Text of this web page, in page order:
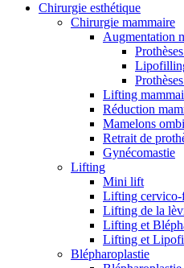
Chirurgie esthétique
Chirurgie mammaire
Augmentation
Lifting
Réduction
Mamelons
Retrait de
Gynécomastie
Lifting
Mini lift
Lifting cervico-
Lifting de la
Lifting et
Lifting et
Blépharoplastie